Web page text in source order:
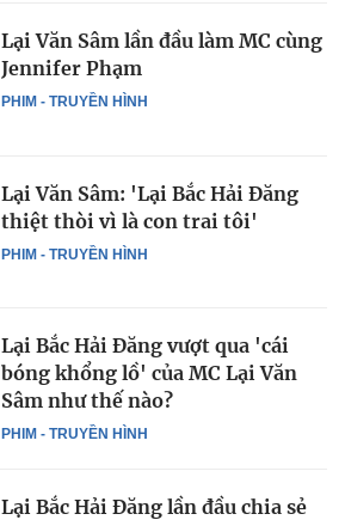
PHIM - TRUYỀN HÌNH
Lại Văn Sâm lần đầu làm MC cùng
Jennifer Phạm
PHIM - TRUYỀN HÌNH
Lại Văn Sâm: 'Lại Bắc Hải Đăng
thiệt thòi vì là con trai tôi'
PHIM - TRUYỀN HÌNH
Lại Bắc Hải Đăng vượt qua 'cái
bóng khổng lồ' của MC Lại Văn
Sâm như thế nào?
Lại Bắc Hải Đăng lần đầu chia sẻ